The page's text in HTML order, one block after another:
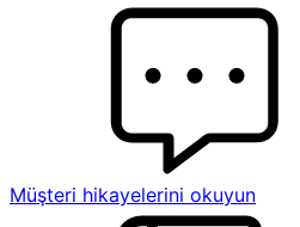
Müşteri hikayelerini okuyun